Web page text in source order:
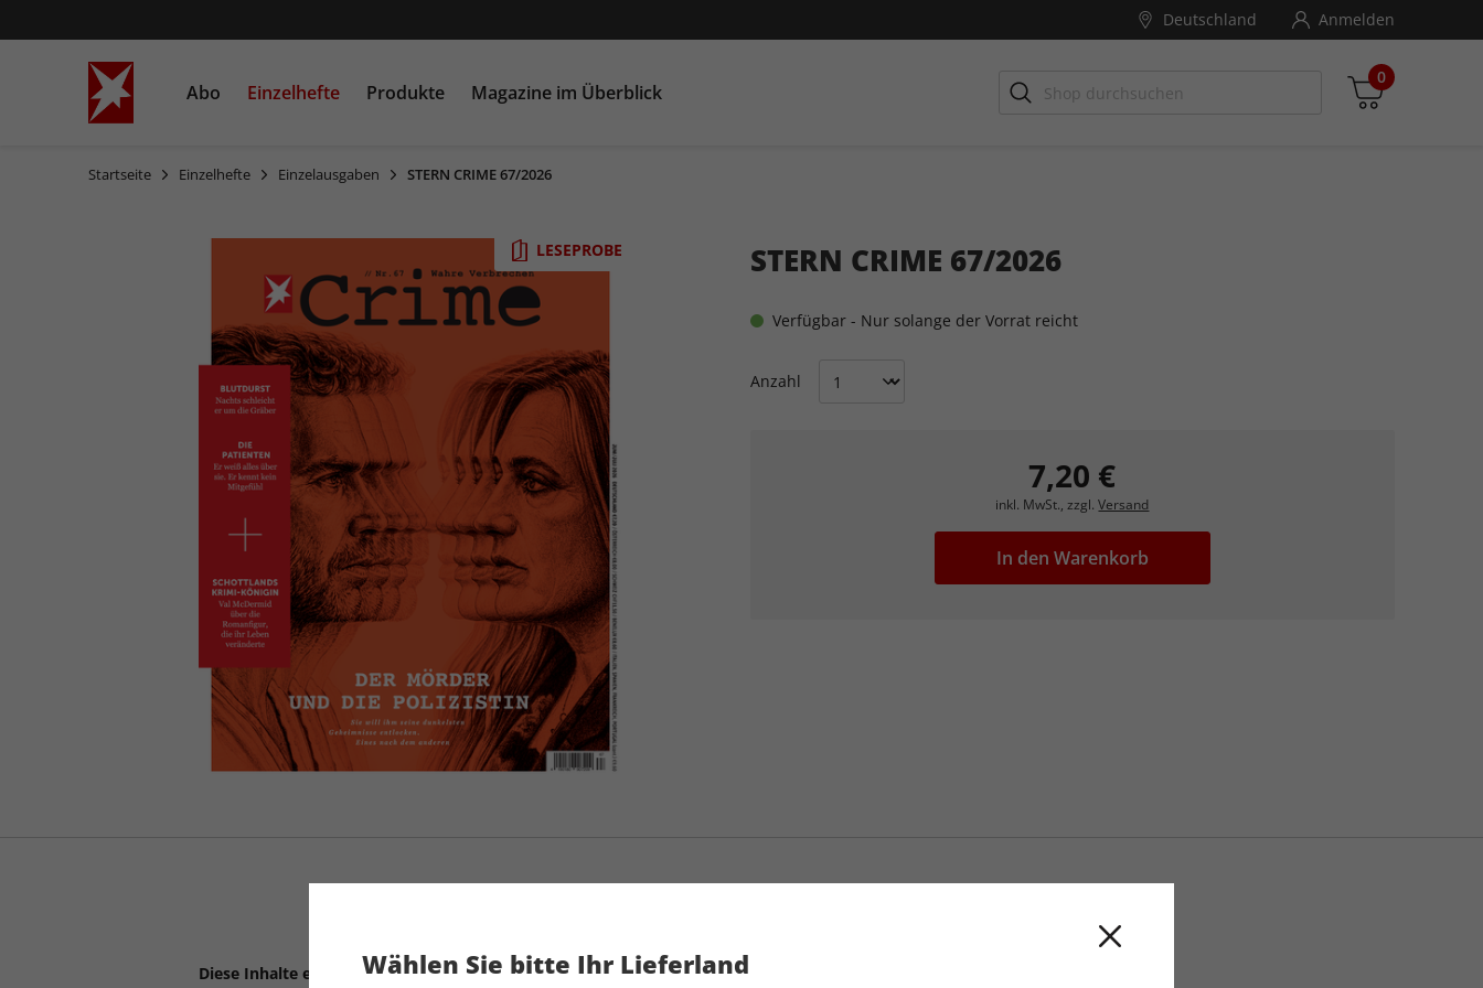
Deutschland Anmelden
Abo Einzelhefte Produkte Magazine im Überblick
0
Zwischensumme
Startseite Einzelhefte Einzelausgaben STERN CRIME 67/2026
LESEPROBE STERN CRIME 67/2026
Verfügbar - Nur solange der Vorrat reicht
Anzahl
7,20 €
inkl. MwSt., zzgl.Versand
In den Warenkorb
Diese Inhalte erwarten Sie:Wählen Sie bitte Ihr Lieferland